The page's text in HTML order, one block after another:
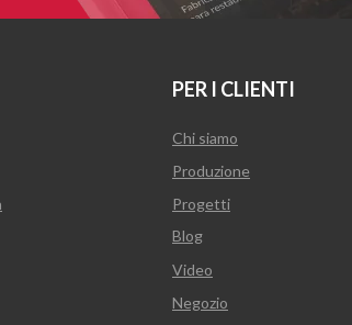
Chi siamo
Produzione
Progetti
Blog
PER I CLIENTI
Video
Negozio